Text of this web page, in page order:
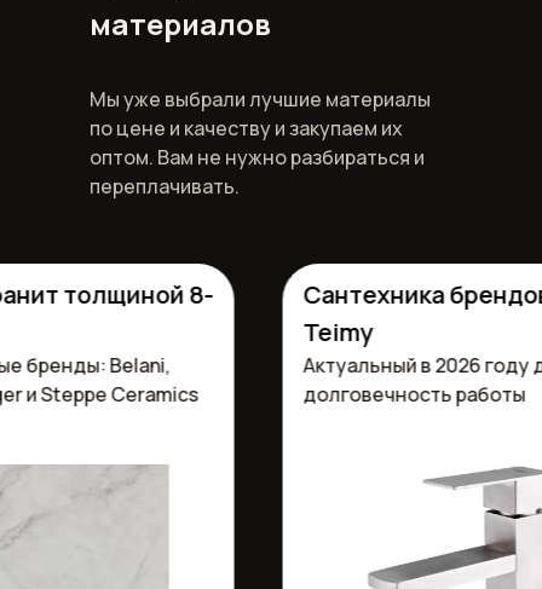
материалов
Мы уже выбрали лучшие материалы
по цене и качеству и закупаем их
оптом. Вам не нужно разбираться и
переплачивать.
Сантехника брендов
Teimy
Актуальный в 2026 году
долговечность работы
толщиной 8-
Belani,
Steppe Ceramics